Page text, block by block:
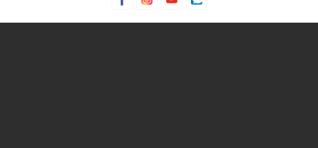
Bột ngô Bột Talc
C&K
C&K Việt Nam Cacao
Calvin Klein